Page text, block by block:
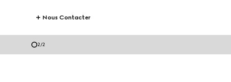
Nous Contacter
2/2